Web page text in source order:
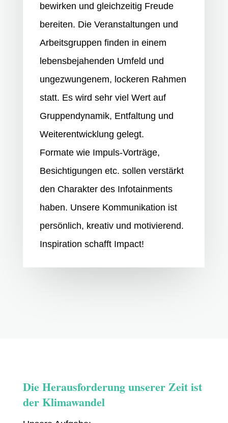
bewirken und gleichzeitig Freude
bereiten. Die Veranstaltungen und
Arbeitsgruppen finden in einem
lebensbejahenden Umfeld und
ungezwungenem, lockeren Rahmen
statt. Es wird sehr viel Wert auf
Gruppendynamik, Entfaltung und
Weiterentwicklung gelegt.
Formate wie Impuls-Vorträge,
Besichtigungen etc. sollen verstärkt
den Charakter des Infotainments
haben. Unsere Kommunikation ist
persönlich, kreativ und motivierend.
Inspiration schafft Impact!
Die Herausforderung unserer Zeit ist
der Klimawandel